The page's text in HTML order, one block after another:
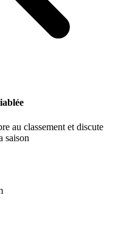
au classement et discute
saison